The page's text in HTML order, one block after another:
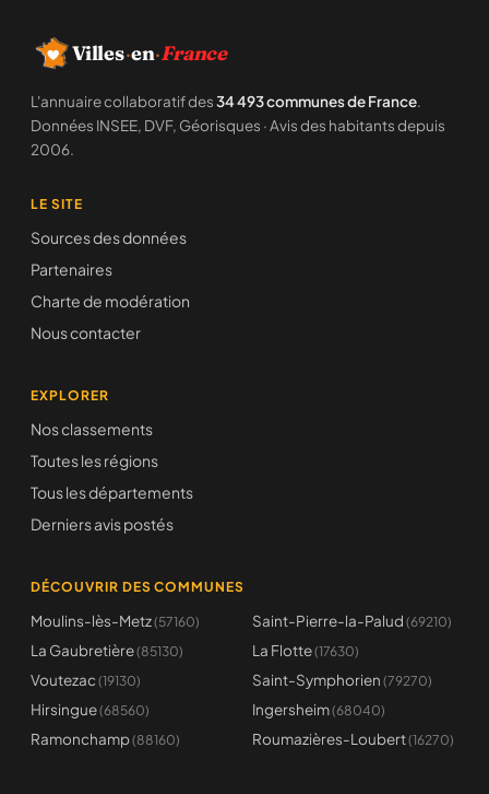
Villes·en·France
L'annuaire collaboratif des34 493 communes de France.
Données INSEE, DVF, Géorisques · Avis des habitants depuis
2006.
LE SITE
Sources des données
Partenaires
Charte de modération
Nous contacter
EXPLORER
Nos classements
Toutes les régions
Tous les départements
Derniers avis postés
DÉCOUVRIR DES COMMUNES
Moulins-lès-Metz(57160) Saint-Pierre-la-Palud (69210)
La Gaubretière(85130) La Flotte(17630)
Voutezac (19130) Saint-Symphorien (79270)
Hirsingue(68560) Ingersheim(68040)
Ramonchamp(88160) Roumazières-Loubert(16270)